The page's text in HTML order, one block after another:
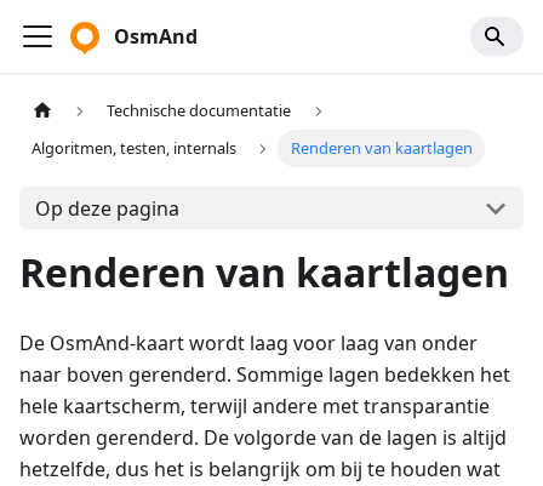
OsmAnd
Technische documentatie
Algoritmen, testen, internals
Renderen van kaartlagen
Op deze pagina
Renderen van kaartlagen
De OsmAnd-kaart wordt laag voor laag van onder
naar boven gerenderd. Sommige lagen bedekken het
hele kaartscherm, terwijl andere met transparantie
worden gerenderd. De volgorde van de lagen is altijd
hetzelfde, dus het is belangrijk om bij te houden wat